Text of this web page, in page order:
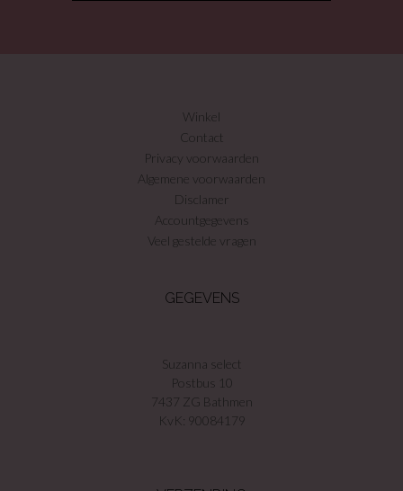
Winkel
Contact
Privacy voorwaarden
Algemene voorwaarden
Disclamer
Accountgegevens
Veel gestelde vragen
GEGEVENS
Suzanna select
Postbus 10
7437 ZG Bathmen
KvK: 90084179